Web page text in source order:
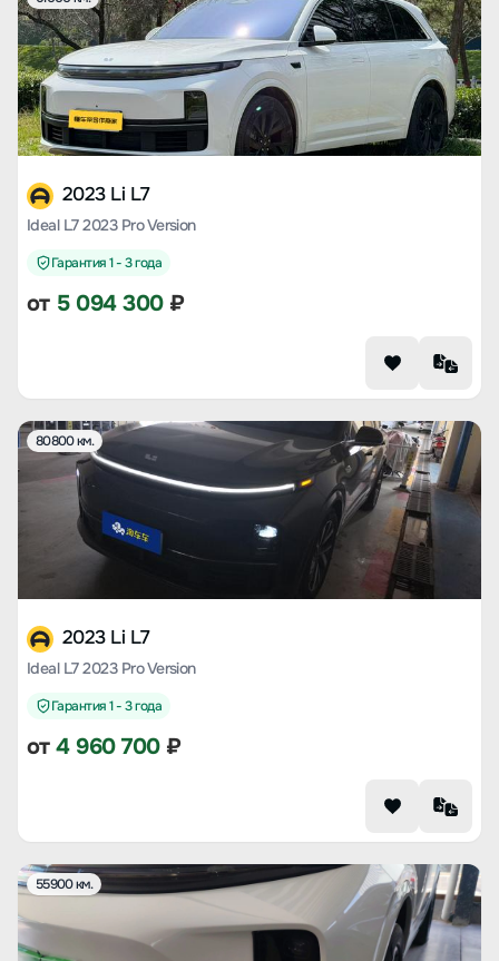
2023 Li L7
Ideal L7 2023 Pro Version
Гарантия 1 - 3 года
от 5 094 300₽
80800 км.
2023 Li L7
Ideal L7 2023 Pro Version
Гарантия 1 - 3 года
от4 960 700₽
55900 км.